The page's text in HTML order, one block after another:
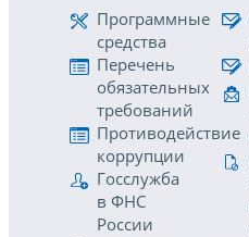
Программные
средства
Перечень
обязательных
требований
Противодействие
коррупции
Госслужба
в ФНС
России